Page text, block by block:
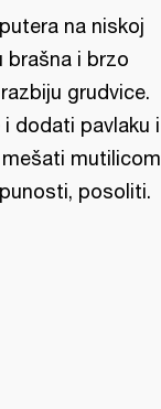
na niskoj
brašna i brzo
grudvice.
dodati pavlaku i
mutilicom
posoliti.